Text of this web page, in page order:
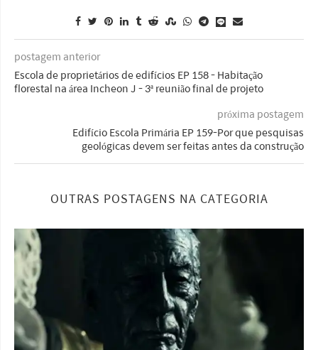
postagem anterior
Escola de proprietários de edifícios EP 158 - Habitação
florestal na área Incheon J - 3ª reunião final de projeto
próxima postagem
Edifício Escola Primária EP 159-Por que pesquisas
geológicas devem ser feitas antes da construção
OUTRAS POSTAGENS NA CATEGORIA